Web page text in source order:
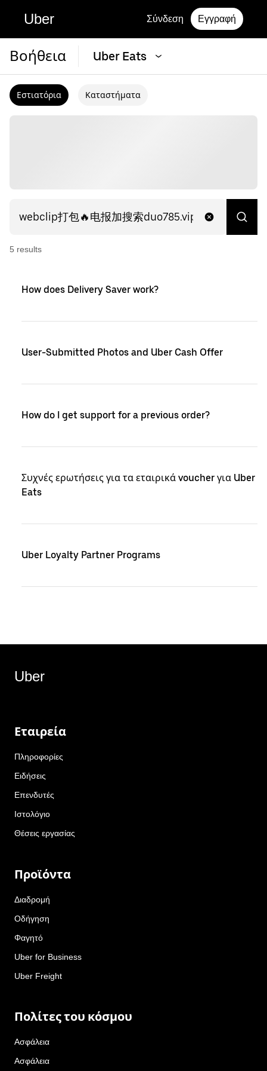
Uber Σύνδεση Εγγραφή
Βοήθεια Uber Eats
Εστιατόρια Καταστήματα
5 results
How does Delivery Saver work?
User-Submitted Photos and Uber Cash Offer
How do I get support for a previous order?
Συχνές ερωτήσεις για τα εταιρικά voucher για Uber
Eats
Uber Loyalty Partner Programs
Uber
Εταιρεία
Πληροφορίες
Ειδήσεις
Επενδυτές
Ιστολόγιο
Θέσεις εργασίας
Προϊόντα
Διαδρομή
Οδήγηση
Φαγητό
Uber for Business
Uber Freight
Πολίτες του κόσμου
Ασφάλεια
Ασφάλεια